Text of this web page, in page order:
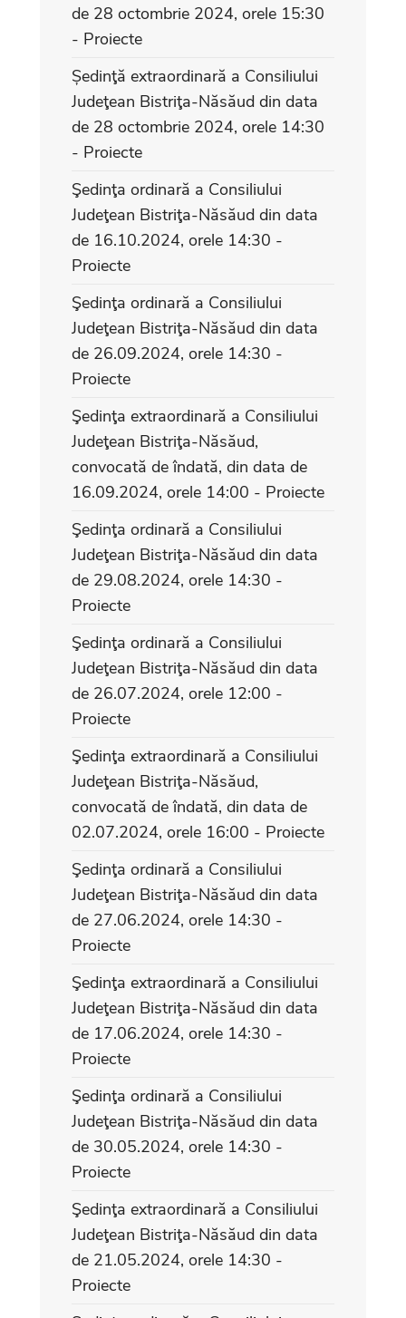
de 28 octombrie 2024, orele 15:30
- Proiecte
Ședinţă extraordinară a Consiliului
Judeţean Bistriţa-Năsăud din data
de 28 octombrie 2024, orele 14:30
- Proiecte
Şedinţa ordinară a Consiliului
Judeţean Bistriţa-Năsăud din data
de 16.10.2024, orele 14:30 -
Proiecte
Şedinţa ordinară a Consiliului
Judeţean Bistriţa-Năsăud din data
de 26.09.2024, orele 14:30 -
Proiecte
Şedinţa extraordinară a Consiliului
Judeţean Bistriţa-Năsăud,
convocată de îndată, din data de
16.09.2024, orele 14:00 - Proiecte
Şedinţa ordinară a Consiliului
Judeţean Bistriţa-Năsăud din data
de 29.08.2024, orele 14:30 -
Proiecte
Şedinţa ordinară a Consiliului
Judeţean Bistriţa-Năsăud din data
de 26.07.2024, orele 12:00 -
Proiecte
Şedinţa extraordinară a Consiliului
Judeţean Bistriţa-Năsăud,
convocată de îndată, din data de
02.07.2024, orele 16:00 - Proiecte
Şedinţa ordinară a Consiliului
Judeţean Bistriţa-Năsăud din data
de 27.06.2024, orele 14:30 -
Proiecte
Şedinţa extraordinară a Consiliului
Judeţean Bistriţa-Năsăud din data
de 17.06.2024, orele 14:30 -
Proiecte
Şedinţa ordinară a Consiliului
Judeţean Bistriţa-Năsăud din data
de 30.05.2024, orele 14:30 -
Proiecte
Şedinţa extraordinară a Consiliului
Judeţean Bistriţa-Năsăud din data
de 21.05.2024, orele 14:30 -
Proiecte